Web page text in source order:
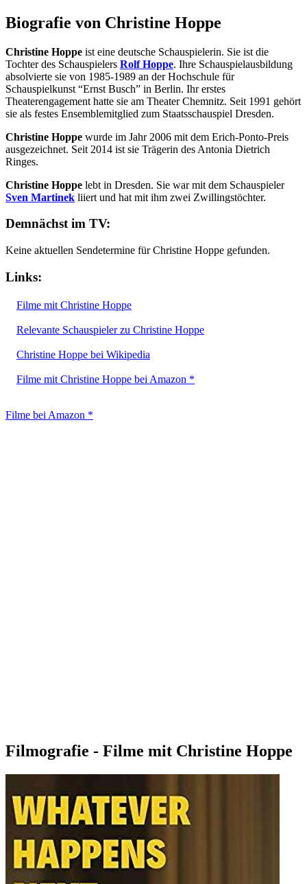
Biografie von Christine Hoppe
Christine Hoppe ist eine deutsche Schauspielerin. Sie ist die
Tochter des Schauspielers Rolf Hoppe. Ihre Schauspielausbildung
absolvierte sie von 1985-1989 an der Hochschule für
Schauspielkunst “Ernst Busch” in Berlin. Ihr erstes
Theaterengagement hatte sie am Theater Chemnitz. Seit 1991 gehört
sie als festes Ensemblemitglied zum Staatsschauspiel Dresden.
Christine Hoppe wurde im Jahr 2006 mit dem Erich-Ponto-Preis
ausgezeichnet. Seit 2014 ist sie Trägerin des Antonia Dietrich
Ringes.
Christine Hoppe lebt in Dresden. Sie war mit dem Schauspieler
Sven Martinek liiert und hat mit ihm zwei Zwillingstöchter.
Demnächst im TV:
Keine aktuellen Sendetermine für Christine Hoppe gefunden.
Links:
Filme mit Christine Hoppe
Relevante Schauspieler zu Christine Hoppe
Christine Hoppe bei Wikipedia
Filme mit Christine Hoppe bei Amazon *
Filme bei Amazon *
Filmografie - Filme mit Christine Hoppe